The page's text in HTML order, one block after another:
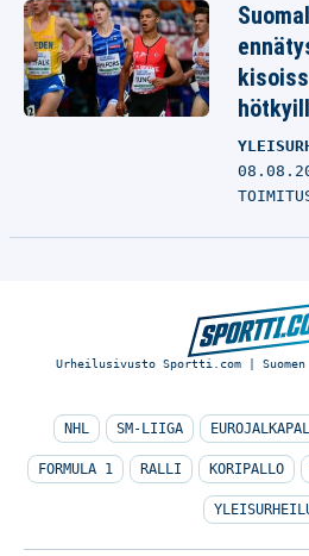
Urheilusivusto Sportti.com |
NHL SM-LIIGA
FORMULA 1 RALLI KORIPALLO